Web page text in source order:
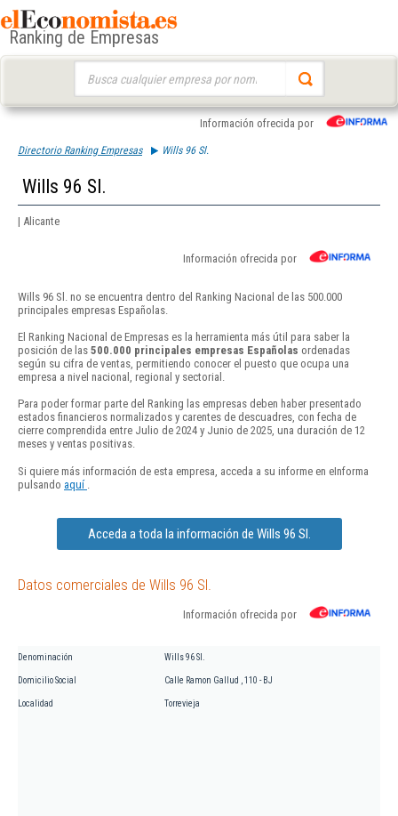
Ranking de Empresas
Información ofrecida por
Directorio Ranking Empresas Wills 96 Sl.
Wills 96 Sl.
| Alicante
Información ofrecida por
Wills 96 Sl. no se encuentra dentro del Ranking Nacional de las 500.000
principales empresas Españolas.
El Ranking Nacional de Empresas es la herramienta más útil para saber la
posición de las 500.000 principales empresas Españolas ordenadas
según su cifra de ventas, permitiendo conocer el puesto que ocupa una
empresa a nivel nacional, regional y sectorial.
Para poder formar parte del Ranking las empresas deben haber presentado
estados financieros normalizados y carentes de descuadres, con fecha de
cierre comprendida entre Julio de 2024 y Junio de 2025, una duración de 12
meses y ventas positivas.
Si quiere más información de esta empresa, acceda a su informe en eInforma
pulsando aquí
Acceda a toda la información de Wills 96 Sl.
Datos comerciales de Wills 96 Sl.
Información ofrecida por
Denominación Wills 96 Sl.
Domicilio Social Calle Ramon Gallud , 110 - BJ
Localidad Torrevieja